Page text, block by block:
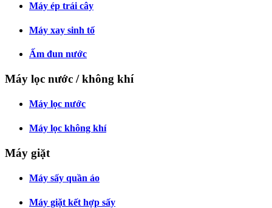
Máy ép trái cây
Máy xay sinh tố
Ấm đun nước
Máy lọc nước / không khí
Máy lọc nước
Máy lọc không khí
Máy giặt
Máy sấy quần áo
Máy giặt kết hợp sấy